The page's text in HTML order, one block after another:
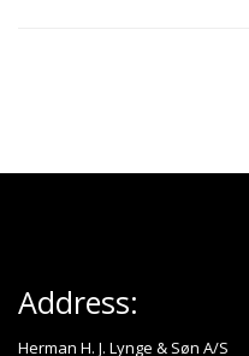
Address:
Herman H. J. Lynge & Søn A/S